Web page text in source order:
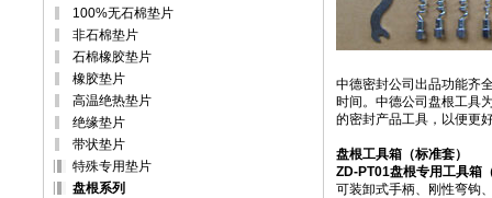
100%无石棉垫片
非石棉垫片
石棉橡胶垫片
橡胶垫片
高温绝热垫片
绝缘垫片
带状垫片
特殊专用垫片
盘根系列
中德密封公司出品功能齐
时间。中德公司盘根工具
的密封产品工具，以便更
盘根工具箱（标准套）
ZD-PT01盘根专用工具箱
可装卸式手柄、刚性弯钩